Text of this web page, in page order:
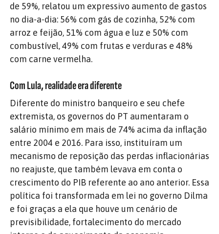
de 59%, relatou um expressivo aumento de gastos
no dia-a-dia: 56% com gás de cozinha, 52% com
arroz e feijão, 51% com água e luz e 50% com
combustível, 49% com frutas e verduras e 48%
com carne vermelha.
Com Lula, realidade era diferente
Diferente do ministro banqueiro e seu chefe
extremista, os governos do PT aumentaram o
salário mínimo em mais de 74% acima da inflação
entre 2004 e 2016. Para isso, instituíram um
mecanismo de reposição das perdas inflacionárias
no reajuste, que também levava em conta o
crescimento do PIB referente ao ano anterior. Essa
política foi transformada em lei no governo Dilma
e foi graças a ela que houve um cenário de
previsibilidade, fortalecimento do mercado